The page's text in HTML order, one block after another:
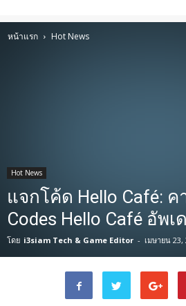
หน้าแรก Hot News
Hot News
แจกโค้ด Hello Café: ค
Codes Hello Café อัพ
โดย i3siam Tech & Game Editor - เมษายน 23,